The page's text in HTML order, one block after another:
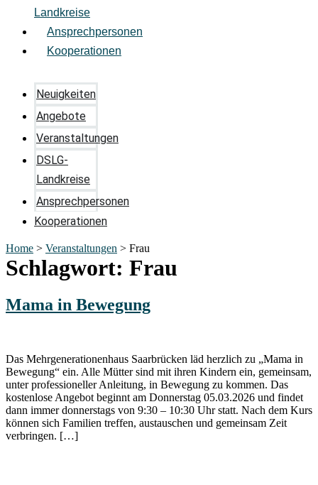
Landkreise
Ansprechpersonen
Kooperationen
Neuigkeiten
Angebote
Veranstaltungen
DSLG-
Landkreise
Ansprechpersonen
Kooperationen
Home > Veranstaltungen > Frau
Schlagwort: Frau
Mama in Bewegung
Das Mehrgenerationenhaus Saarbrücken läd herzlich zu „Mama in
Bewegung“ ein. Alle Mütter sind mit ihren Kindern ein, gemeinsam,
unter professioneller Anleitung, in Bewegung zu kommen. Das
kostenlose Angebot beginnt am Donnerstag 05.03.2026 und findet
dann immer donnerstags von 9:30 – 10:30 Uhr statt. Nach dem Kurs
können sich Familien treffen, austauschen und gemeinsam Zeit
verbringen. […]